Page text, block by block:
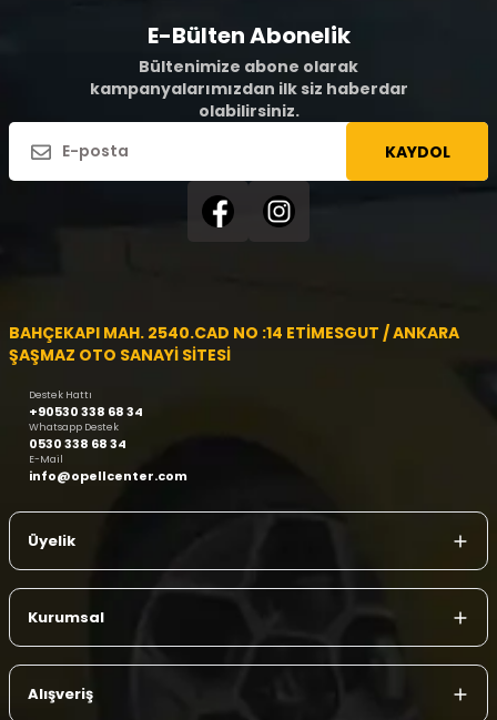
E-Bülten Abonelik
Bültenimize abone olarak
kampanyalarımızdan ilk siz haberdar
olabilirsiniz.
KAYDOL
BAHÇEKAPI MAH. 2540.CAD NO :14 ETİMESGUT / ANKARA
ŞAŞMAZ OTO SANAYİ SİTESİ
Destek Hattı
+90530 338 68 34
Whatsapp Destek
0530 338 68 34
E-Mail
info@opellcenter.com
Üyelik
Kurumsal
Alışveriş